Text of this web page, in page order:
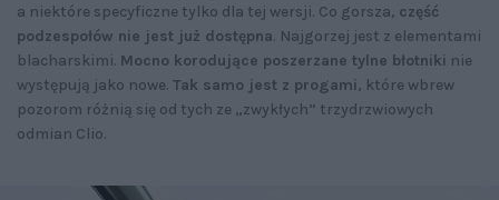
a niektóre specyficzne tylko dla tej wersji. Co gorsza, część
podzespołów nie jest już dostępna. Najgorzej jest z elementami
blacharskimi. Mocno korodujące poszerzane tylne błotniki nie
występują jako nowe. Tak samo jest z progami, które wbrew
pozorom różnią się od tych ze „zwykłych” trzydrzwiowych
odmian Clio.